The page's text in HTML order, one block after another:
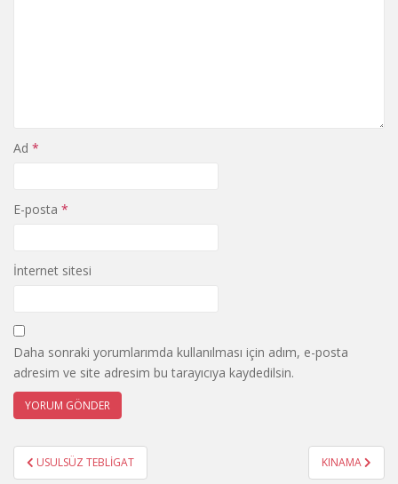
Ad *
E-posta *
İnternet sitesi
Daha sonraki yorumlarımda kullanılması için adım, e-posta
adresim ve site adresim bu tarayıcıya kaydedilsin.
YazıUSULSÜZ TEBLİGAT KINAMA